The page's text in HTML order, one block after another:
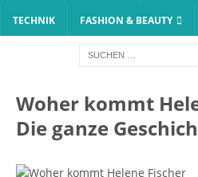
TECHNIK FASHION & BEAUTY
Woher kommt
Die ganze